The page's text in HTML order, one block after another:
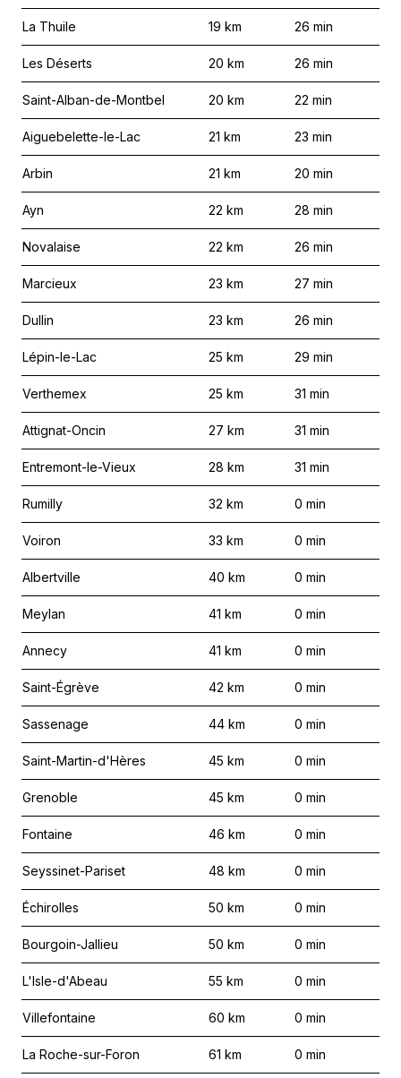
La Thuile 19 km 26 min
Les Déserts 20 km 26 min
Saint-Alban-de-Montbel 20 km 22 min
Aiguebelette-le-Lac 21 km 23 min
Arbin 21 km 20 min
Ayn 22 km 28 min
Novalaise 22 km 26 min
Marcieux 23 km 27 min
Dullin 23 km 26 min
Lépin-le-Lac 25 km 29 min
Verthemex 25 km 31 min
Attignat-Oncin 27 km 31 min
Entremont-le-Vieux 28 km 31 min
Rumilly 32 km 0 min
Voiron 33 km 0 min
Albertville 40 km 0 min
Meylan 41 km 0 min
Annecy 41 km 0 min
Saint-Égrève 42 km 0 min
Sassenage 44 km 0 min
Saint-Martin-d'Hères 45 km 0 min
Grenoble 45 km 0 min
Fontaine 46 km 0 min
Seyssinet-Pariset 48 km 0 min
Échirolles 50 km 0 min
Bourgoin-Jallieu 50 km 0 min
L'Isle-d'Abeau 55 km 0 min
Villefontaine 60 km 0 min
La Roche-sur-Foron 61 km 0 min